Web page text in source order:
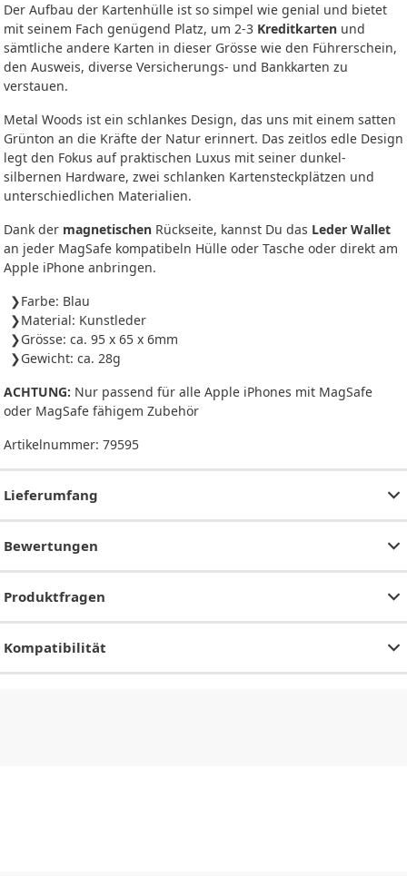
Der Aufbau der Kartenhülle ist so simpel wie genial und bietet
mit seinem Fach genügend Platz, um 2-3 Kreditkarten und
sämtliche andere Karten in dieser Grösse wie den Führerschein,
den Ausweis, diverse Versicherungs- und Bankkarten zu
verstauen.
Metal Woods ist ein schlankes Design, das uns mit einem satten
Grünton an die Kräfte der Natur erinnert. Das zeitlos edle Design
legt den Fokus auf praktischen Luxus mit seiner dunkel-
silbernen Hardware, zwei schlanken Kartensteckplätzen und
unterschiedlichen Materialien.
Dank der magnetischen Rückseite, kannst Du das Leder Wallet
an jeder MagSafe kompatibeln Hülle oder Tasche oder direkt am
Apple iPhone anbringen.
Farbe: Blau
Material: Kunstleder
Grösse: ca. 95 x 65 x 6mm
Gewicht: ca. 28g
ACHTUNG: Nur passend für alle Apple iPhones mit MagSafe
oder MagSafe fähigem Zubehör
Artikelnummer: 79595
Lieferumfang
Bewertungen
Produktfragen
Kompatibilität